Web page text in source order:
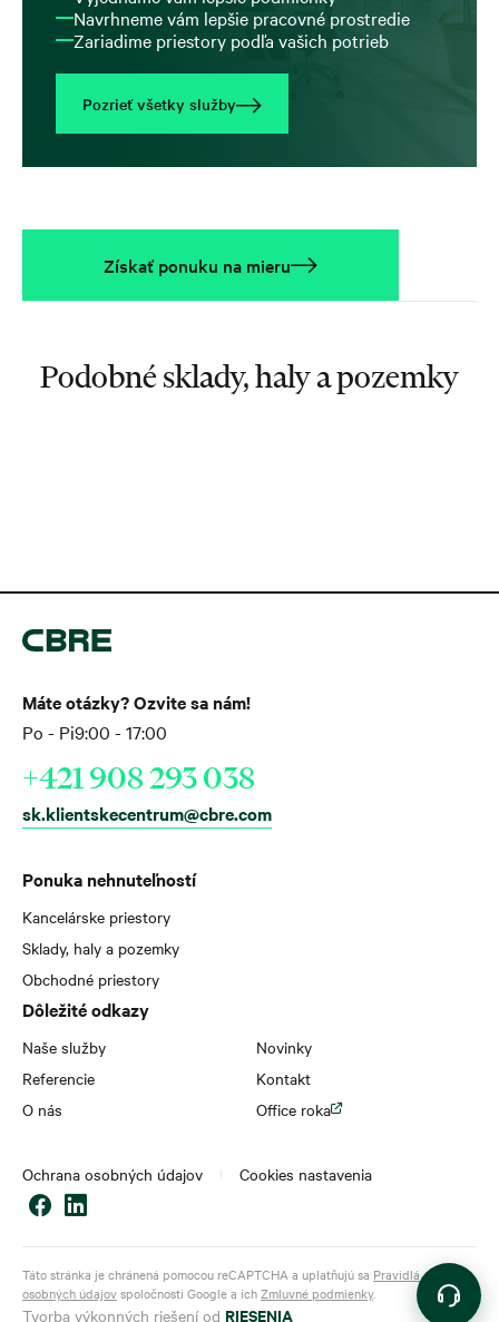
Navrhneme vám lepšie pracovné prostredie
Zariadime priestory podľa vašich potrieb
Pozrieť všetky služby
Získať ponuku na mieru
Podobné sklady, haly a pozemky
Ponuka nehnuteľností
Kancelárske priestory
Sklady, haly a pozemky
Obchodné priestory
Dôležité odkazy
Naše služby
Referencie
O nás
Novinky
Kontakt
Office roka
Máte otázky? Ozvite sa nám!
Po - Pi9:00 - 17:00
+421 908 293 038
sk.klientskecentrum@cbre.com
Ochrana osobných údajov Cookies nastavenia
Táto stránka je chránená pomocou reCAPTCHA a uplatňujú sa Pravidlá ochrany
osobných údajovspoločnosti Google a ichZmluvné podmienky.
Tvorba výkonných riešení od RIESENIA